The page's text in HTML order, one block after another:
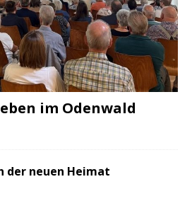
im Odenwald
der neuen Heimat